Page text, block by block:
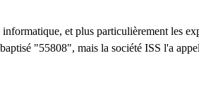
et plus particulièrement les
"55808", mais la société ISS l'a